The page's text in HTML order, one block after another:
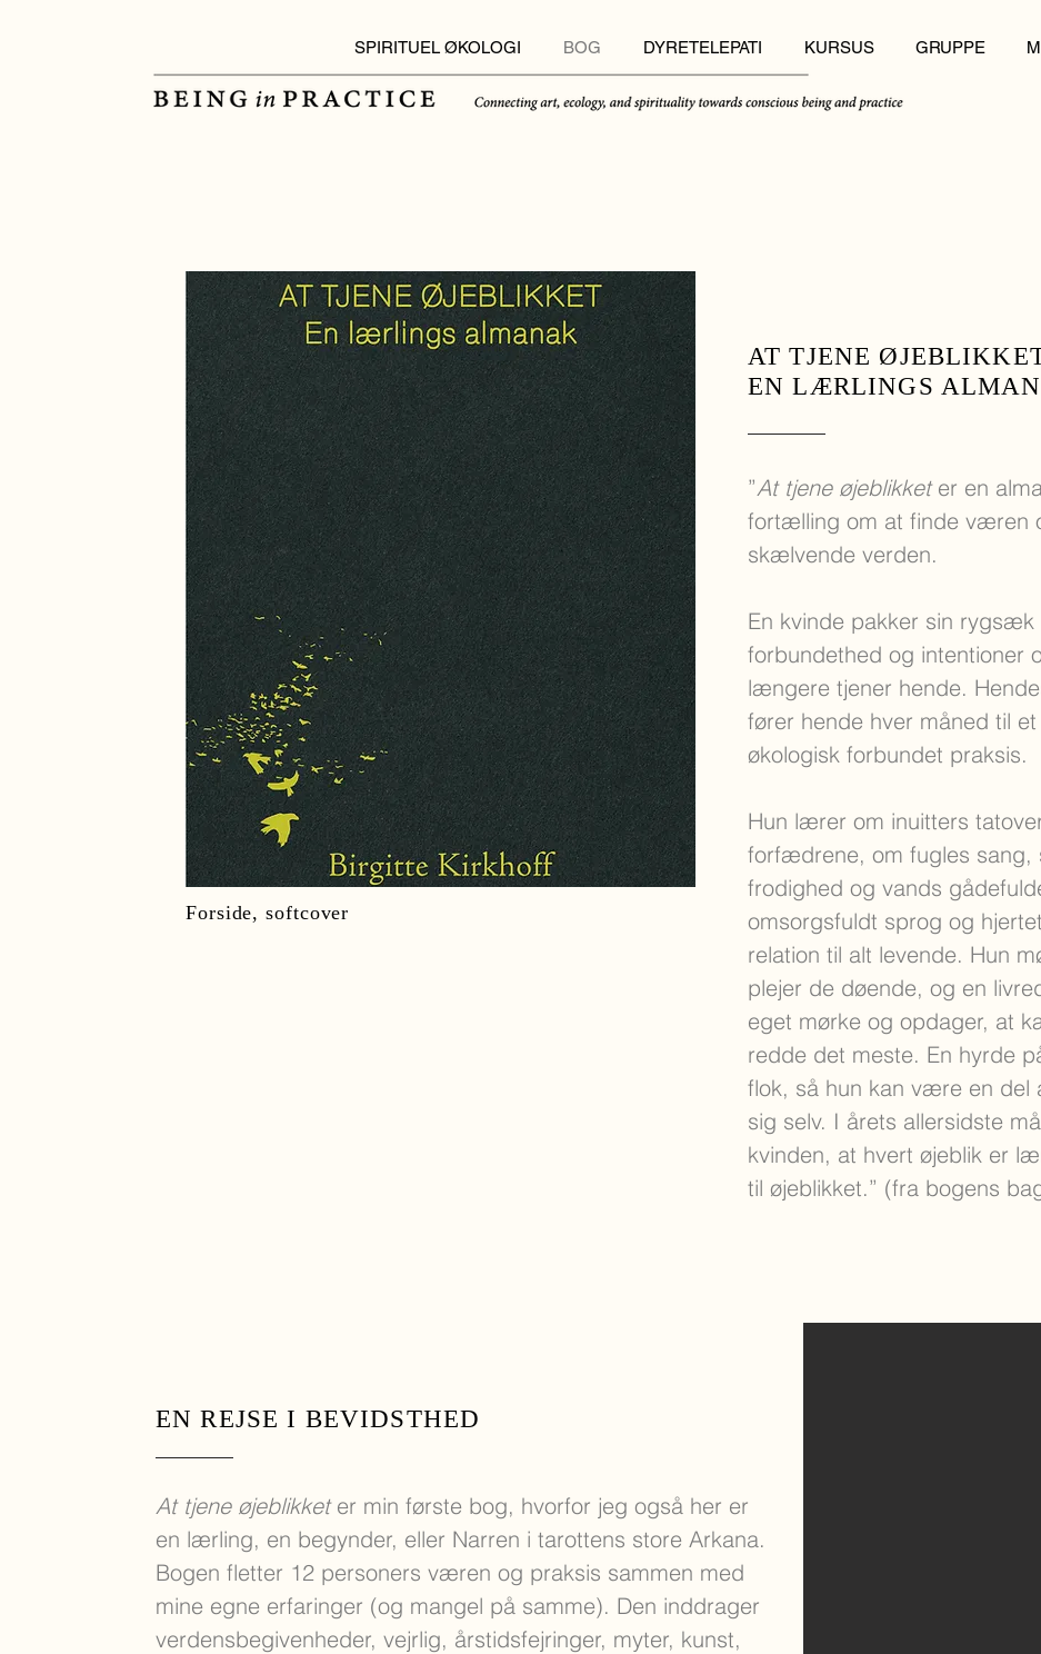
SPIRITUEL ØKOLOGI BOG DYRETELEPATI KURSUS GRUPPE
Forside, softcover
AT TJENE
EN LÆRLINGS
”At tjene øjeblikketer en
fortælling om at finde væren
skælvende verden.
En kvinde pakker sin
forbundethed og intentioner
længere tjener hende.
fører hende hver måned til
økologisk forbundet praksis.
Hun lærer om inuitters
forfædrene, om fugles sang,
frodighed og vands
omsorgsfuldt sprog og
relation til alt levende. Hun
plejer de døende, og en
eget mørke og opdager, at
redde det meste. En hyrde
flok, så hun kan være en del
sig selv. I årets allersidste
kvinden, at hvert øjeblik er
til øjeblikket.” (fra bogens
EN REJSE I BEVIDSTHED
At tjene øjeblikketer min første bog, hvorfor jeg også her er
en lærling, en begynder, eller Narren i tarottens store Arkana.
Bogen fletter 12 personers væren og praksis sammen med
mine egne erfaringer (og mangel på samme). Den inddrager
verdensbegivenheder, vejrlig, årstidsfejringer, myter, kunst,